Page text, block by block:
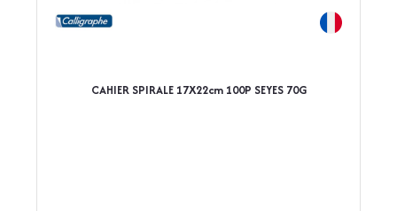
CAHIER SPIRALE 17X22cm 100P SEYES 70G